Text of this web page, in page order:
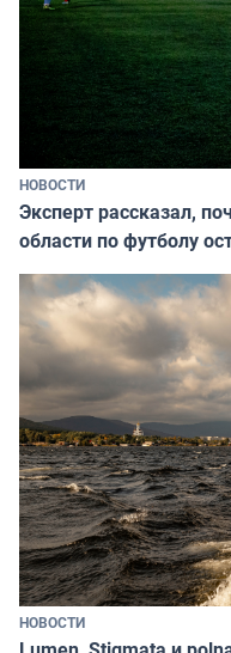
НОВОСТИ
Эксперт рассказал,
области по футболу
НОВОСТИ